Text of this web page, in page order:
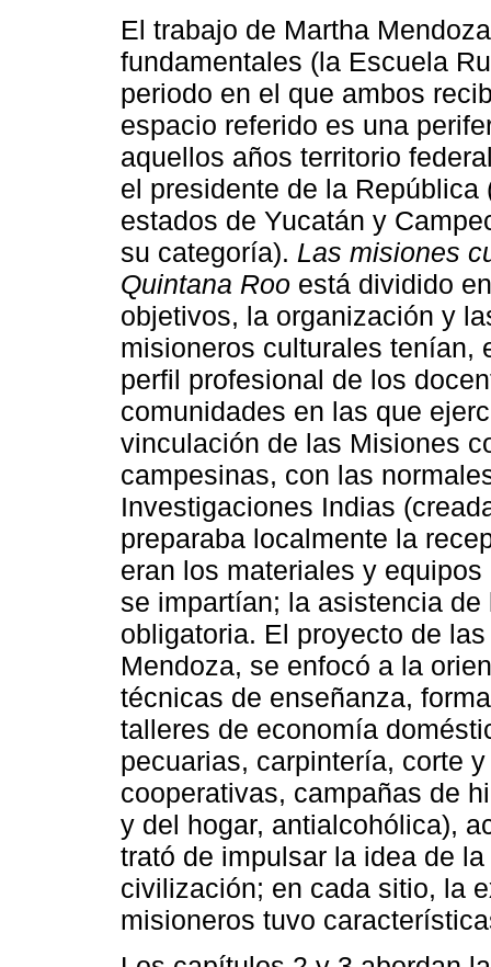
El trabajo de Martha
fundamentales (la Escuela
periodo en el que ambos
espacio referido es una
aquellos años territorio
el presidente de la
estados de Yucatán y
su categoría). Las misiones
Quintana Roo está dividido
objetivos, la organización y
misioneros culturales tenían,
perfil profesional de los
comunidades en las que
vinculación de las Misiones
campesinas, con las
Investigaciones Indias
preparaba localmente la
eran los materiales y
se impartían; la asistencia
obligatoria. El proyecto de
Mendoza, se enfocó a la
técnicas de enseñanza,
talleres de economía
pecuarias, carpintería, corte
cooperativas, campañas de
y del hogar, antialcohólica),
trató de impulsar la idea de
civilización; en cada sitio, la
misioneros tuvo